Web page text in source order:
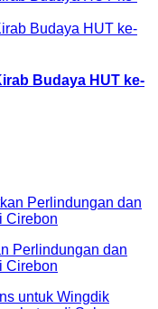
Budaya HUT ke-
Perlindungan dan
Cirebon